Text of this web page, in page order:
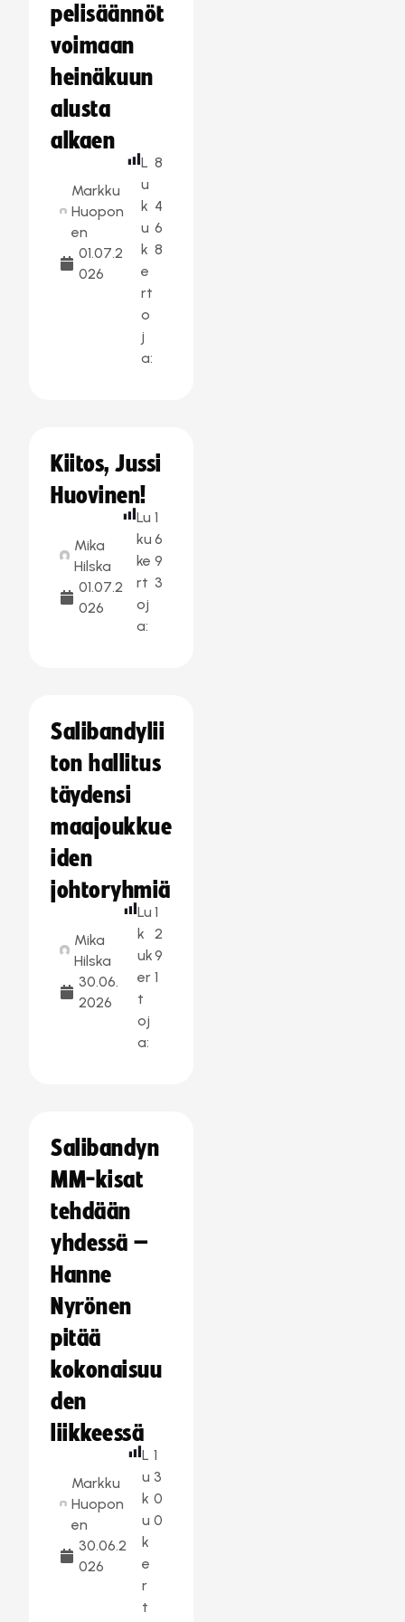
pelisäännöt
voimaan
heinäkuun
alusta
alkaen
Markku
Huopon
en
01.07.2
026
L
u
k
u
k
e
rt
o
j
a:
8
4
6
8
Kiitos, Jussi
Huovinen!
Mika
Hilska
01.07.2
026
Lu
ku
ke
rt
oj
a:
1
6
9
3
Salibandylii
ton hallitus
täydensi
maajoukkue
iden
johtoryhmiä
Mika
Hilska
30.06.
2026
Lu
k
uk
er
t
oj
a:
1
2
9
1
Salibandyn
MM-kisat
tehdään
yhdessä –
Hanne
Nyrönen
pitää
kokonaisuu
den
liikkeessä
Markku
Huopon
en
30.06.2
026
L
u
k
u
k
e
r
t
1
3
0
0